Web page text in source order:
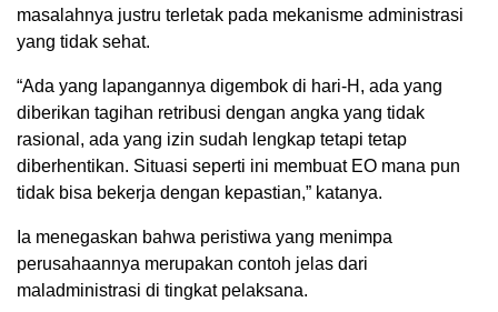
masalahnya justru terletak pada mekanisme administrasi
yang tidak sehat.
“Ada yang lapangannya digembok di hari-H, ada yang
diberikan tagihan retribusi dengan angka yang tidak
rasional, ada yang izin sudah lengkap tetapi tetap
diberhentikan. Situasi seperti ini membuat EO mana pun
tidak bisa bekerja dengan kepastian,” katanya.
Ia menegaskan bahwa peristiwa yang menimpa
perusahaannya merupakan contoh jelas dari
maladministrasi di tingkat pelaksana.